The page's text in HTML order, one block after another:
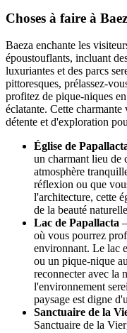
Choses à faire à
Baeza enchante les
époustouflants, incluant
luxuriantes et des parcs
pittoresques, prélassez-
profitez de pique-niques
éclatante. Cette
détente et d'exploration
Église de
un charmant lieu de
atmosphère
réflexion ou que
l'architecture, cette
de la beauté
Lac de Papallacta
où vous pourrez
environnant. Le lac
ou un pique-nique
reconnecter avec la
l'environnement
paysage est digne
Sanctuaire de la
Sanctuaire de la